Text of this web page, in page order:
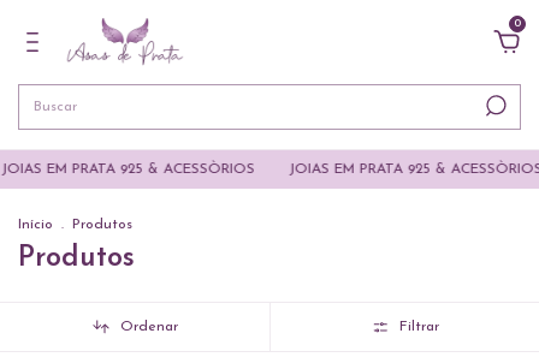
0
925 & ACESSÒRIOS JOIAS EM PRATA 925 & ACESSÒRIOS JOIAS
Início . Produtos
Produtos
Ordenar Filtrar